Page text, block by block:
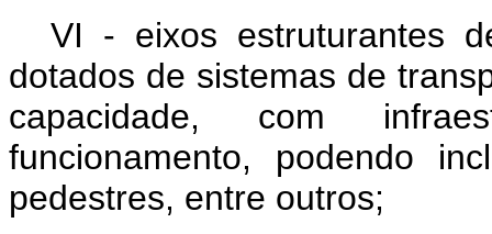
VI - eixos estruturantes
dotados de sistemas de
capacidade, com
funcionamento, podendo
pedestres, entre outros;